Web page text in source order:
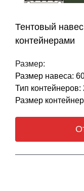
Тентовый
контейнерами
Размер:
Размер навеса:
Тип
Размер